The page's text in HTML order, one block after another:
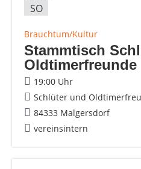
SO
Brauchtum/Kultur
Stammtisch
Oldtimerfreunde
19:00 Uhr
Schlüter und
84333 Malgersdorf
vereinsintern